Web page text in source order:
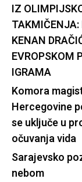
IZ
TAKMIČENJA:
KENAN
EVROPSKOM
IGRAMA
Komora
Hercegovine
se uključe u
očuvanja vida
Sarajevsko
nebom